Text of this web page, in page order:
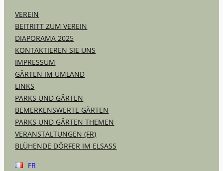
VEREIN
BEITRITT ZUM VEREIN
DIAPORAMA 2025
KONTAKTIEREN SIE UNS
IMPRESSUM
GÄRTEN IM UMLAND
LINKS
PARKS UND GÄRTEN
BEMERKENSWERTE GÄRTEN
PARKS UND GÄRTEN THEMEN
VERANSTALTUNGEN (FR)
BLÜHENDE DÖRFER IM ELSASS
FR